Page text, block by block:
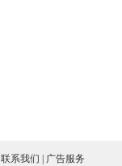
联系我们
广告服务